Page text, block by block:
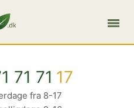
71 71 17
fra 8-17